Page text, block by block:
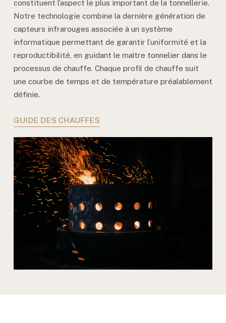
constituent l’aspect le plus important de la tonnellerie.
Notre technologie combine la dernière génération de
capteurs infrarouges associée à un système
informatique permettant de garantir l’uniformité et la
reproductibilité, en guidant le maître tonnelier dans le
processus de chauffe. Chaque profil de chauffe suit
une courbe de temps et de température préalablement
définie.
GUIDE DES CHAUFFES